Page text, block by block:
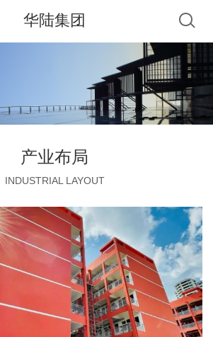
华陆集团
产业布局
INDUSTRIAL LAYOUT